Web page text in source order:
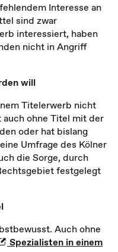
Interesse an
sind zwar
interessiert, haben
nicht in Angriff
will
Titelerwerb nicht
ohne Titel mit der
oder hat bislang
Umfrage des Kölner
die Sorge, durch
festgelegt
Auch ohne
Spezialisten in einem